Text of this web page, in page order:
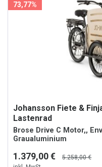
73,77%
Johansson Fiete &
Lastenrad
Brose Drive C Motor,,
Graualuminium
1.379,00 €
5.258,00 €